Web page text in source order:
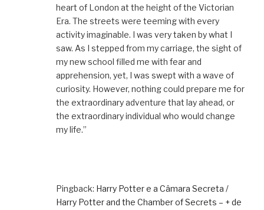
heart of London at the height of the Victorian
Era. The streets were teeming with every
activity imaginable. I was very taken by what I
saw. As I stepped from my carriage, the sight of
my new school filled me with fear and
apprehension, yet, I was swept with a wave of
curiosity. However, nothing could prepare me for
the extraordinary adventure that lay ahead, or
the extraordinary individual who would change
my life.”
Pingback: Harry Potter e a Câmara Secreta /
Harry Potter and the Chamber of Secrets – + de